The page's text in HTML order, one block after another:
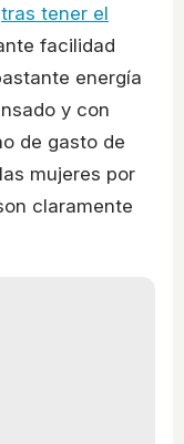
tras tener el
facilidad
energía
y con
de gasto de
mujeres por
claramente